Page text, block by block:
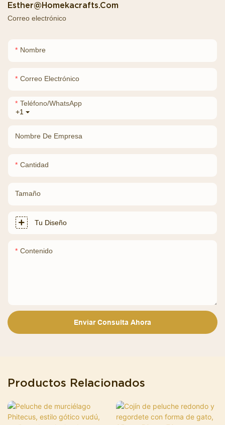
Esther@homekacrafts.com
Correo electrónico
Nombre
Correo Electrónico
+1
Teléfono/WhatsApp
Nombre De Empresa
Cantidad
Tamaño
Tu Diseño
Contenido
Enviar Consulta Ahora
Productos Relacionados